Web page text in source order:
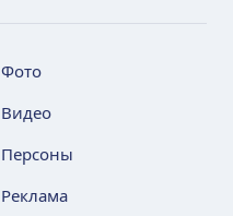
Фото
Видео
Персоны
Реклама